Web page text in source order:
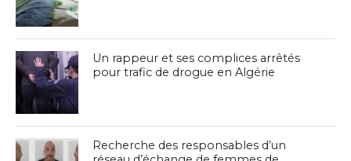
Un rappeur et ses complices arrêtés
pour trafic de drogue en Algérie
Recherche des responsables d’un